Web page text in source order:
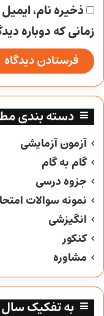
ذخیره نام،
زمانی که دوباره
دسته بندی
آزمون آزمایشی
گام به گام
جزوه درسی
نمونه سوالات
انگیزشی
کنکور
مشاوره
به تفکیک